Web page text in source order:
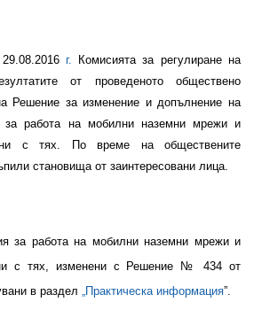
29.08.201 6г.
Комисията за регулиране на
от проведеното обществено
Решение за изменение и допълнение на
за работа на мобилни наземни мрежи и
с тях. По време на обществените
становища от заинтересовани лица.
за работа на мобилни наземни мрежи и
с тях,
изменени с Решение №434 от
в раздел „Практическа информация”.